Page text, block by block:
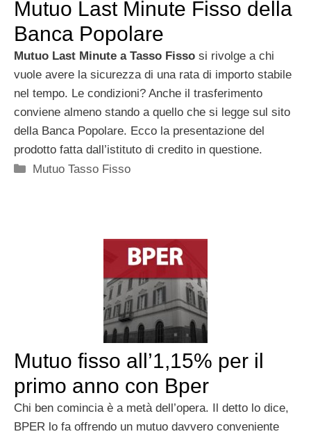
Mutuo Last Minute Fisso della
Banca Popolare
Mutuo Last Minute a Tasso Fisso si rivolge a chi
vuole avere la sicurezza di una rata di importo stabile
nel tempo. Le condizioni? Anche il trasferimento
conviene almeno stando a quello che si legge sul sito
della Banca Popolare. Ecco la presentazione del
prodotto fatta dall’istituto di credito in questione.
Categorie
Mutuo Tasso Fisso
Mutuo fisso all’1,15% per il
primo anno con Bper
Chi ben comincia è a metà dell’opera. Il detto lo dice,
BPER lo fa offrendo un mutuo davvero conveniente